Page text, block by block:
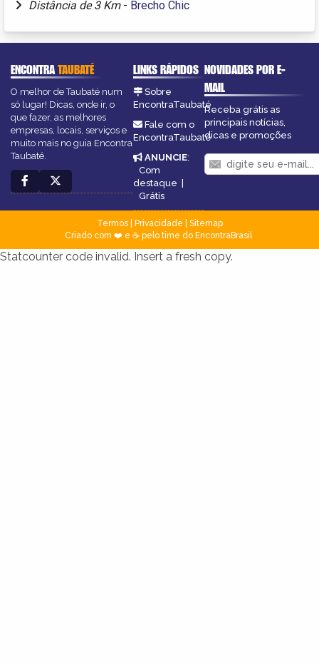
Distância de 3 Km - Brecho Chic
ENCONTRATAUBATÉ
O melhor de Taubaté num
só lugar! Dicas, onde ir, o
que fazer, as melhores
empresas, locais, serviços e
muito mais no guia Encontra
Taubaté.
LINKS RÁPIDOS
Sobre
EncontraTaubaté
Fale com o
EncontraTaubaté
ANUNCIE:
Com
destaque
Grátis
NOVIDADES POR E-
MAIL
Receba grátis as
principais notícias,
dicas e promoções
Termos| Privacidade
Sitemap
Criado com ❤️ e ☕ pelo time do EncontraBrasil
Statcounter code invalid. Insert a fresh copy.